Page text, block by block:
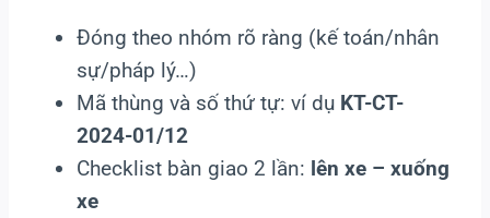
Đóng theo nhóm rõ ràng (kế toán/nhân
sự/pháp lý…)
Mã thùng và số thứ tự: ví dụ KT-CT-
2024-01/12
Checklist bàn giao 2 lần: lên xe – xuống
xe